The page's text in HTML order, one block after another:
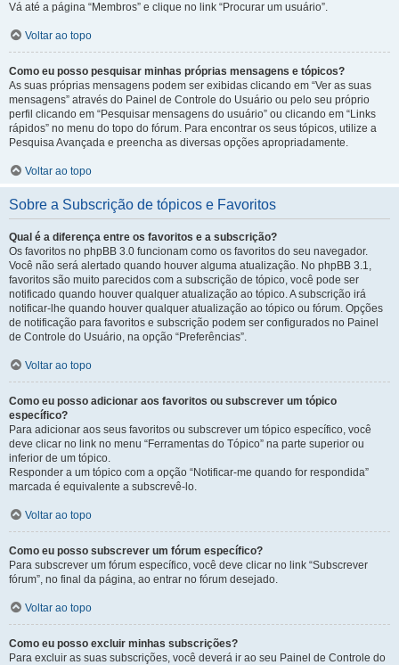
Vá até a página “Membros” e clique no link “Procurar um usuário”.
Voltar ao topo
Como eu posso pesquisar minhas próprias mensagens e tópicos?
As suas próprias mensagens podem ser exibidas clicando em “Ver as suas
mensagens” através do Painel de Controle do Usuário ou pelo seu próprio
perfil clicando em “Pesquisar mensagens do usuário” ou clicando em “Links
rápidos” no menu do topo do fórum. Para encontrar os seus tópicos, utilize a
Pesquisa Avançada e preencha as diversas opções apropriadamente.
Voltar ao topo
Sobre a Subscrição de tópicos e Favoritos
Qual é a diferença entre os favoritos e a subscrição?
Os favoritos no phpBB 3.0 funcionam como os favoritos do seu navegador.
Você não será alertado quando houver alguma atualização. No phpBB 3.1,
favoritos são muito parecidos com a subscrição de tópico, você pode ser
notificado quando houver qualquer atualização ao tópico. A subscrição irá
notificar-lhe quando houver qualquer atualização ao tópico ou fórum. Opções
de notificação para favoritos e subscrição podem ser configurados no Painel
de Controle do Usuário, na opção “Preferências”.
Voltar ao topo
Como eu posso adicionar aos favoritos ou subscrever um tópico
específico?
Para adicionar aos seus favoritos ou subscrever um tópico específico, você
deve clicar no link no menu “Ferramentas do Tópico” na parte superior ou
inferior de um tópico.
Responder a um tópico com a opção “Notificar-me quando for respondida”
marcada é equivalente a subscrevê-lo.
Voltar ao topo
Como eu posso subscrever um fórum específico?
Para subscrever um fórum específico, você deve clicar no link “Subscrever
fórum”, no final da página, ao entrar no fórum desejado.
Voltar ao topo
Como eu posso excluir minhas subscrições?
Para excluir as suas subscrições, você deverá ir ao seu Painel de Controle do